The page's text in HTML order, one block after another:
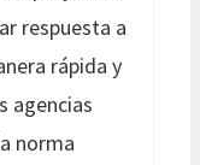
respuesta a
rápida y
agencias
norma